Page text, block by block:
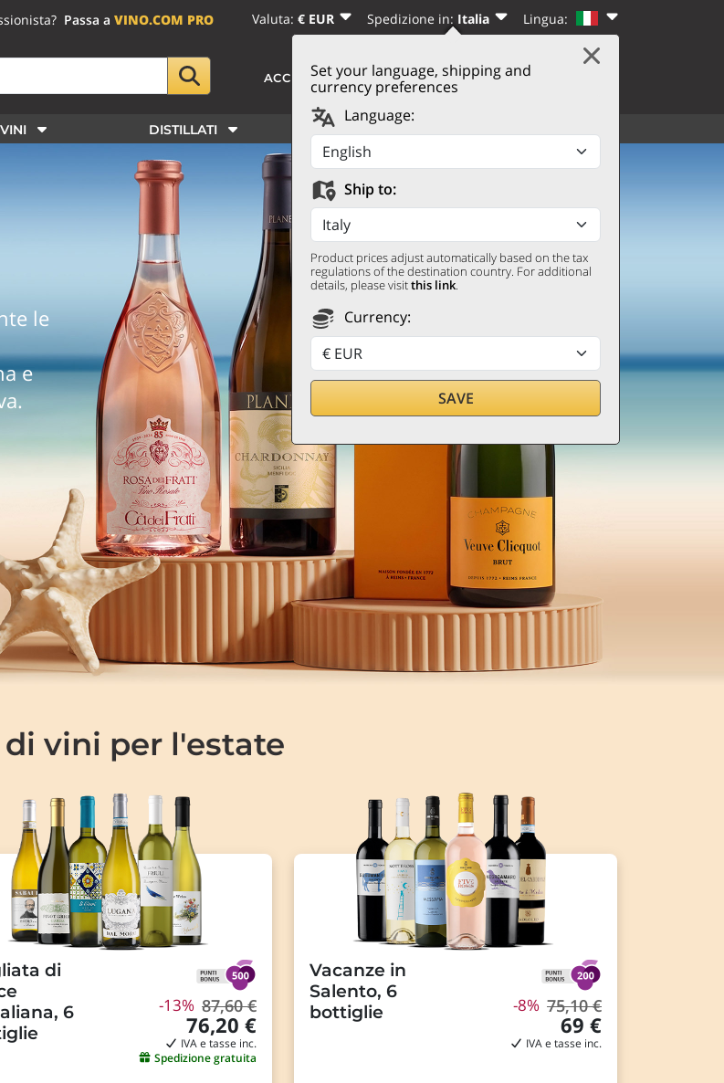
Passa aVINO.COM PRO Valuta: € EUR Spedizione in: Italia Lingua:
Set your language, shipping and
currency preferences
Language:
Ship to:
Product prices adjust automatically based on the tax
regulations of the destination country. For additional
details, please visitthis link.
Currency:
SAVE
ACCEDI | REGISTRATI CARRELLO
VINI DISTILLATI ALTRO
le
e
di vini per l'estate
di
6
-13% 87,60 €
76,20 €
IVA e tasse inc.
Spedizione gratuita
Vacanze in
Salento, 6
bottiglie
-8% 75,10 €
69 €
IVA e tasse inc.